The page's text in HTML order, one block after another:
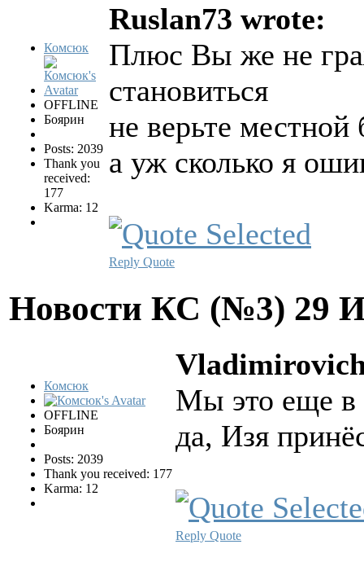
Комсюк
OFFLINE
Боярин
Posts: 2039
Thank you
received:
177
Karma: 12
Ruslan73 wrote:
Плюс Вы же не
становиться
не верьте местной
а уж сколько я
Reply Quote
Новости КС (№3) 29
Комсюк
OFFLINE
Боярин
Posts: 2039
Thank you received: 177
Karma: 12
Мы это еще в
да, Изя
Reply Quote